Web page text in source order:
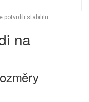
potvrdili stabilitu.
na